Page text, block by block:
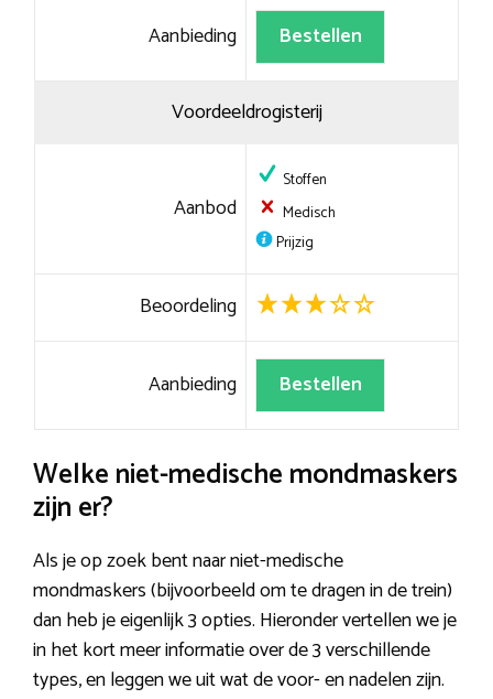
Aanbieding Bestellen
Voordeeldrogisterij
Aanbod
Stoffen
Medisch
Prijzig
Beoordeling
Aanbieding Bestellen
Welke niet-medische mondmaskers
zijn er?
Als je op zoek bent naar niet-medische
mondmaskers (bijvoorbeeld om te dragen in de trein)
dan heb je eigenlijk 3 opties. Hieronder vertellen we je
in het kort meer informatie over de 3 verschillende
types, en leggen we uit wat de voor- en nadelen zijn.